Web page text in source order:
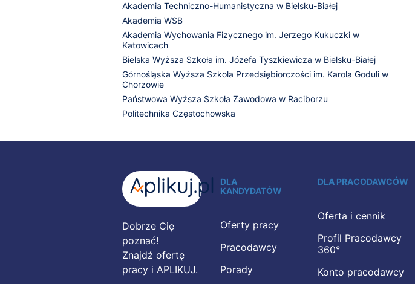
Akademia Techniczno-Humanistyczna w Bielsku-Białej
Akademia WSB
Akademia Wychowania Fizycznego im. Jerzego Kukuczki w
Katowicach
Bielska Wyższa Szkoła im. Józefa Tyszkiewicza w Bielsku-Białej
Górnośląska Wyższa Szkoła Przedsiębiorczości im. Karola Goduli w
Chorzowie
Państwowa Wyższa Szkoła Zawodowa w Raciborzu
Politechnika Częstochowska
Dobrze Cię
poznać!
Znajdź ofertę
pracy i APLIKUJ.
DLA
KANDYDATÓW
Oferty pracy
Pracodawcy
Porady
DLA PRACODAWCÓW
Oferta i cennik
Profil Pracodawcy
360°
Konto pracodawcy